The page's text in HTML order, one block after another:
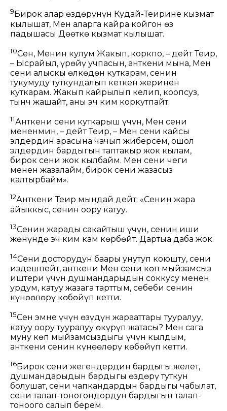
9 Бирок алар өздөрүнүн Кудай-Теңирине кызмат
кылышат, Мен аларга кайра койгон өз
падышасы Дөөткө кызмат кылышат.
10Сен, Менин кулум Жакып, коркпо, – дейт Теңир,
– Ысрайыл, үрөйүң учпасын, анткени мына, Мен
сени алыскы өлкөдөн куткарам, сенин
тукумуңду туткундалып кеткен жеринен
куткарам. Жакып кайрылып келип, коопсуз,
тынч жашайт, аны эч ким коркутпайт.
11Анткени сени куткарыш үчүн, Мен сени
мененмин, – дейт Теңир, – Мен сени кайсы
элдердин арасына чачып жиберсем, ошол
элдердин бардыгын таптакыр жок кылам,
бирок сени жок кылбайм. Мен сени чеги
менен жазалайм, бирок сени жазасыз
калтырбайм».
12Анткени Теңир мындай дейт: «Сенин жараң
айыккыс, сенин ооруң катуу.
13Сенин жараңды сакайтыш үчүн, сенин ишиң
жөнүндө эч ким кам көрбөйт. Дартыңа даба жок.
14Сени досторуңдун баары унутуп коюшту, сени
издешпейт, анткени Мен сени көп мыйзамсыз
иштериң үчүн душмандарыңдын соккусу менен
урдум, катуу жазага тарттым, себеби сенин
күнөөлөрүң көбөйүп кетти.
15Сен эмне үчүн өзүңдүн жарааттарың тууралуу,
катуу ооруң тууралуу өкүрүп жатасың? Мен сага
муну көп мыйзамсыздыгың үчүн кылдым,
анткени сенин күнөөлөрүң көбөйүп кетти.
16Бирок сени жегендердин бардыгы желет,
душмандарыңдын бардыгы өздөрү туткун
болушат, сени чапкандардын бардыгы чабылат,
сени талап-тоногондордун бардыгын талап-
тоноого салып берем.